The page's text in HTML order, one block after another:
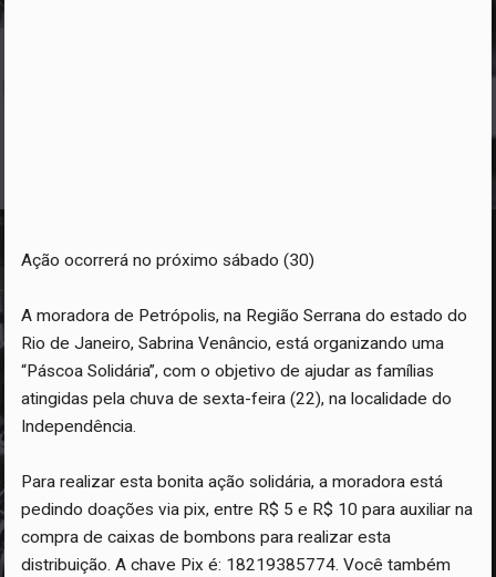
Ação ocorrerá no próximo sábado (30)
A moradora de Petrópolis, na Região Serrana do estado do
Rio de Janeiro, Sabrina Venâncio, está organizando uma
“Páscoa Solidária”, com o objetivo de ajudar as famílias
atingidas pela chuva de sexta-feira (22), na localidade do
Independência.
Para realizar esta bonita ação solidária, a moradora está
pedindo doações via pix, entre R$ 5 e R$ 10 para auxiliar na
compra de caixas de bombons para realizar esta
distribuição. A chave Pix é: 18219385774. Você também